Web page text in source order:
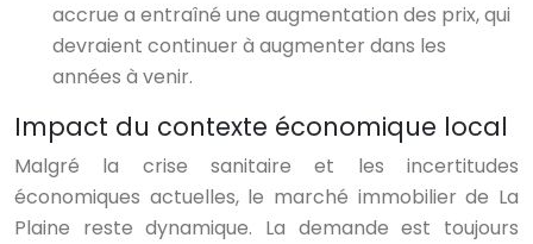
accrue a entraîné une augmentation des prix, qui
devraient continuer à augmenter dans les
années à venir.
Impact du contexte économique local
Malgré la crise sanitaire et les incertitudes
économiques actuelles, le marché immobilier de La
Plaine reste dynamique. La demande est toujours